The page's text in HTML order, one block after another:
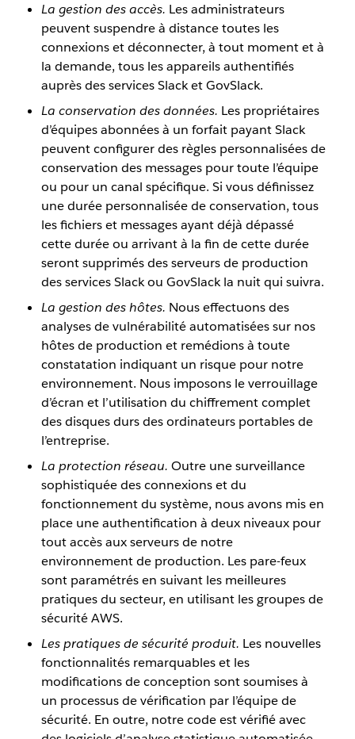
La gestion des accès. Les administrateurs
peuvent suspendre à distance toutes les
connexions et déconnecter, à tout moment et à
la demande, tous les appareils authentifiés
auprès des services Slack et GovSlack.
La conservation des données. Les propriétaires
d’équipes abonnées à un forfait payant Slack
peuvent configurer des règles personnalisées de
conservation des messages pour toute l’équipe
ou pour un canal spécifique. Si vous définissez
une durée personnalisée de conservation, tous
les fichiers et messages ayant déjà dépassé
cette durée ou arrivant à la fin de cette durée
seront supprimés des serveurs de production
des services Slack ou GovSlack la nuit qui suivra.
La gestion des hôtes. Nous effectuons des
analyses de vulnérabilité automatisées sur nos
hôtes de production et remédions à toute
constatation indiquant un risque pour notre
environnement. Nous imposons le verrouillage
d’écran et l’utilisation du chiffrement complet
des disques durs des ordinateurs portables de
l’entreprise.
La protection réseau. Outre une surveillance
sophistiquée des connexions et du
fonctionnement du système, nous avons mis en
place une authentification à deux niveaux pour
tout accès aux serveurs de notre
environnement de production. Les pare-feux
sont paramétrés en suivant les meilleures
pratiques du secteur, en utilisant les groupes de
sécurité AWS.
Les pratiques de sécurité produit. Les nouvelles
fonctionnalités remarquables et les
modifications de conception sont soumises à
un processus de vérification par l’équipe de
sécurité. En outre, notre code est vérifié avec